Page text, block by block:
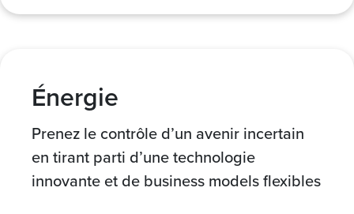
Énergie
Prenez le contrôle d’un avenir incertain
en tirant parti d’une technologie
innovante et de business models flexibles